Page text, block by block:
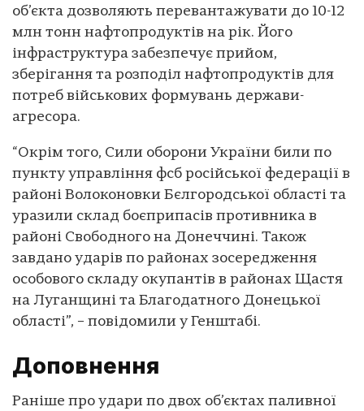
об’єкта дозволяють перевантажувати до 10-12
млн тонн нафтопродуктів на рік. Його
інфраструктура забезпечує прийом,
зберігання та розподіл нафтопродуктів для
потреб військових формувань держави-
агресора.
“Окрім того, Сили оборони України били по
пункту управління фсб російської федерації в
районі Волоконовки Бєлгородської області та
уразили склад боєприпасів противника в
районі Свободного на Донеччині. Також
завдано ударів по районах зосередження
особового складу окупантів в районах Щастя
на Луганщині та Благодатного Донецької
області”, – повідомили у Генштабі.
Доповнення
Раніше про удари по двох об’єктах паливної